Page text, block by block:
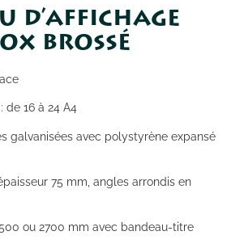
d’affichage
brossé
de 16 à 24 A4
galvanisées avec polystyrène expansé
75 mm, angles arrondis en
ou 2700 mm avec bandeau-titre